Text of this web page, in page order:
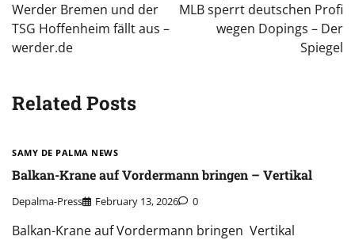
Werder Bremen und der
TSG Hoffenheim fällt aus –
werder.de
MLB sperrt deutschen Profi
wegen Dopings – Der
Spiegel
Related Posts
SAMY DE PALMA NEWS
Balkan-Krane auf Vordermann bringen – Vertikal
Depalma-Press February 13, 2026 0
Balkan-Krane auf Vordermann bringen Vertikal